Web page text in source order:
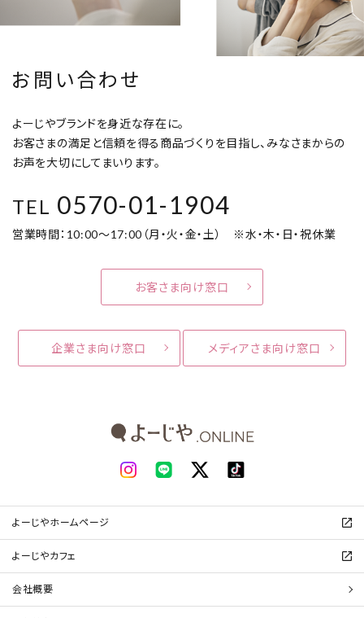
お問い合わせ
よーじやブランドを身近な存在に。
お客さまの満足と信頼を得る商品づくりを目指し、みなさまからの
お声を大切にしてまいります。
TEL 0570-01-1904
営業時間：10:00～17:00（月・火・金・土） ※水・木・日・祝休業
お客さま向け窓口
企業さま向け窓口 メディアさま向け窓口
よーじやホームページ
よーじやカフェ
会社概要